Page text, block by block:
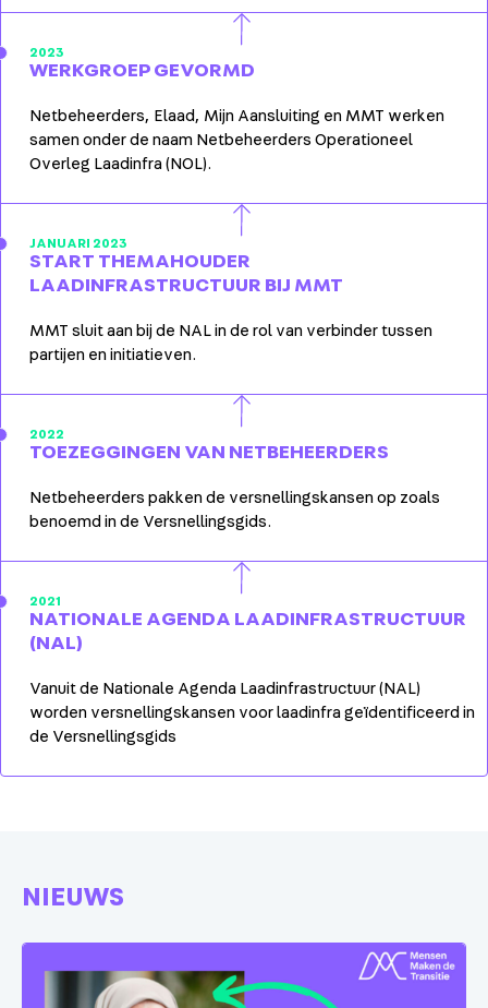
2023
WERKGROEP GEVORMD
Netbeheerders, Elaad, Mijn Aansluiting en MMT werken
samen onder de naam Netbeheerders Operationeel
Overleg Laadinfra (NOL).
JANUARI 2023
START THEMAHOUDER
LAADINFRASTRUCTUUR BIJ MMT
MMT sluit aan bij de NAL in de rol van verbinder tussen
partijen en initiatieven.
2022
TOEZEGGINGEN VAN NETBEHEERDERS
Netbeheerders pakken de versnellingskansen op zoals
benoemd in de Versnellingsgids.
2021
NATIONALE AGENDA LAADINFRASTRUCTUUR
(NAL)
Vanuit de Nationale Agenda Laadinfrastructuur (NAL)
worden versnellingskansen voor laadinfra geïdentificeerd in
de Versnellingsgids
NIEUWS